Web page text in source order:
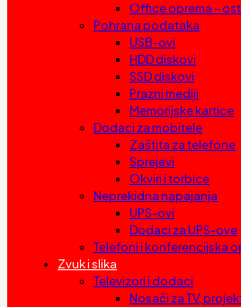
Office oprema –
Pohrana podataka
USB-ovi
HDD diskovi
SSD diskovi
Prazni mediji
Memorijske kartice
Dodaci za mobitele
Zaštita za telefone
Sprejevi
Okviri i torbice
Neprekidna napajanja
UPS-ovi
Dodaci za UPS-ove
Telefoni i konferencijska
Zvuk i slika
Televizori i dodaci
Nosači za TV,